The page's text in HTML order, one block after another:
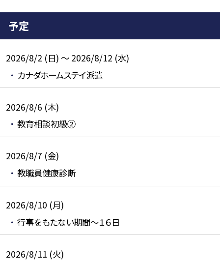
予定
2026/8/2 (日) ～ 2026/8/12 (水)
カナダホームステイ派遣
2026/8/6 (木)
教育相談初級②
2026/8/7 (金)
教職員健康診断
2026/8/10 (月)
行事をもたない期間～１６日
2026/8/11 (火)